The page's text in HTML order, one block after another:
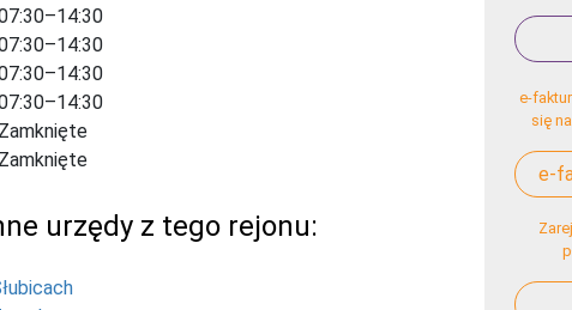
Zamknięte
Zamknięte
urzędy z tego rejonu:
e-
się
e-